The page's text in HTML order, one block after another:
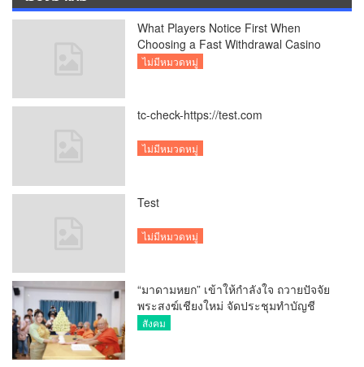
What Players Notice First When
Choosing a Fast Withdrawal Casino
UK
ไม่มีหมวดหมู่
tc-check-https://test.com
ไม่มีหมวดหมู่
Test
ไม่มีหมวดหมู่
“มาดามหยก” เข้าให้กำลังใจ ถวายปัจจัย
พระสงฆ์เชียงใหม่ จัดประชุมทำบัญชี
รายรับรายจ่ายของวัด กว่า 300 รูป ที่วัด
สังคม